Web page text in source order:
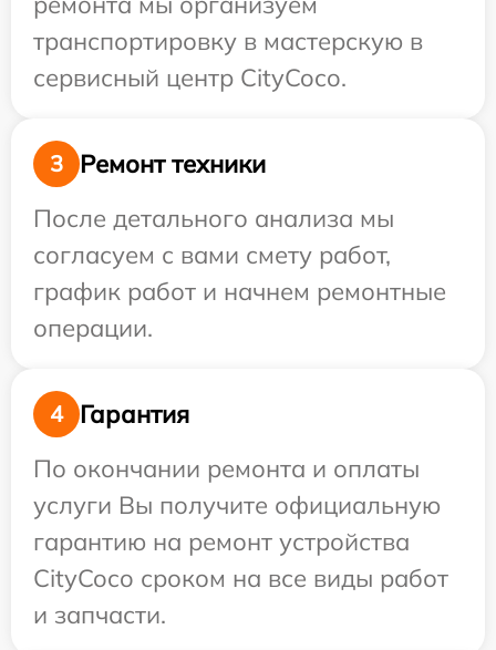
транспортировку в мастерскую в
сервисный центр CityCoco.
3
Ремонт техники
После детального анализа мы
согласуем с вами смету работ,
график работ и начнем ремонтные
операции.
4
Гарантия
По окончании ремонта и оплаты
услуги Вы получите официальную
гарантию на ремонт устройства
CityCoco сроком на все виды работ
и запчасти.